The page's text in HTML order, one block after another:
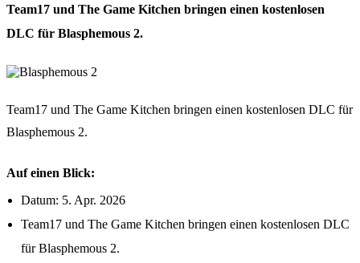
Team17 und The Game Kitchen bringen einen kostenlosen
DLC für Blasphemous 2.
Team17 und The Game Kitchen bringen einen kostenlosen DLC für
Blasphemous 2.
Auf einen Blick:
Datum: 5. Apr. 2026
Team17 und The Game Kitchen bringen einen kostenlosen DLC
für Blasphemous 2.